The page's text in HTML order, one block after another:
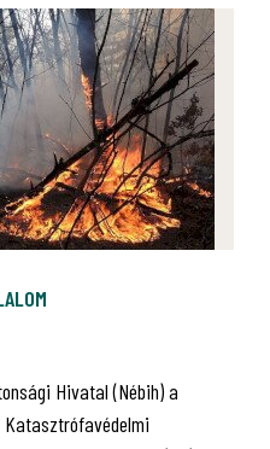
Hivatal (Nébih) a
Katasztrófavédelmi